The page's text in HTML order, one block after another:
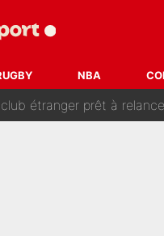
NBA
deux joueurs qui
Nelson Monfort sur
à relancer le feuilleton pour